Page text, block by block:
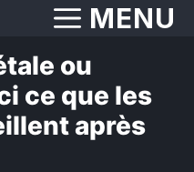
MENU
ou
ce que les
après